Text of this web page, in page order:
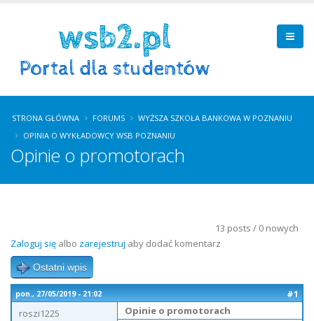
STRONA GŁÓWNA FORUMS
WYŻSZA SZKOŁA BANKOWA W POZNANIU
OPINIA O WYKŁADOWCY WSB POZNANIU
Opinie o promotorach
13 posts / 0 nowych
Zaloguj się albo zarejestruj aby dodać komentarz
Ostatni wpis
pon., 27/05/2019 - 21:02
#1
roszi1225
Opinie o promotorach